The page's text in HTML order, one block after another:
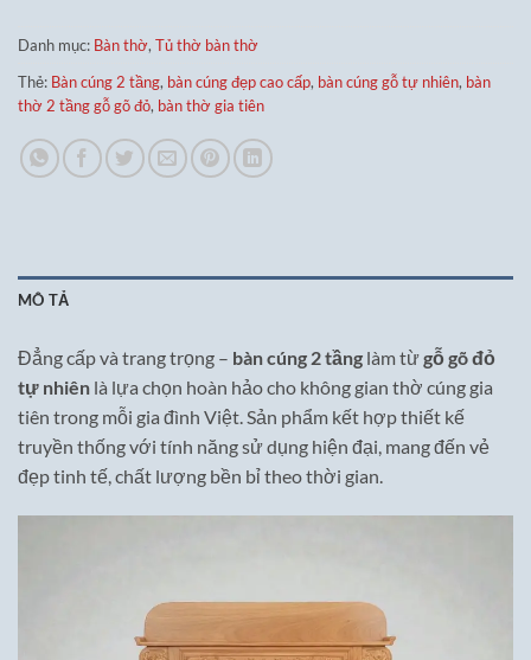
Danh mục: Bàn thờ, Tủ thờ bàn thờ
Thẻ: Bàn cúng 2 tầng, bàn cúng đẹp cao cấp, bàn cúng gỗ tự nhiên, bàn
thờ 2 tầng gỗ gõ đỏ, bàn thờ gia tiên
MÔ TẢ
Đẳng cấp và trang trọng – bàn cúng 2 tầng làm từgỗ gõ đỏ
tự nhiên là lựa chọn hoàn hảo cho không gian thờ cúng gia
tiên trong mỗi gia đình Việt. Sản phẩm kết hợp thiết kế
truyền thống với tính năng sử dụng hiện đại, mang đến vẻ
đẹp tinh tế, chất lượng bền bỉ theo thời gian.